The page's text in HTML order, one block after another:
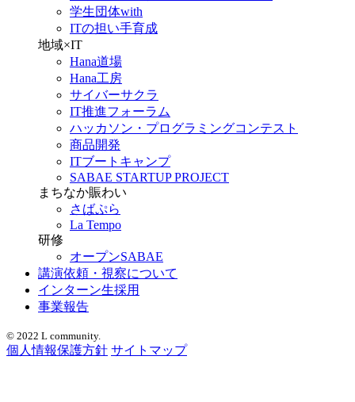
学生団体with
ITの担い手育成
地域×IT
Hana道場
Hana工房
サイバーサクラ
IT推進フォーラム
ハッカソン・プログラミングコンテスト
商品開発
ITブートキャンプ
SABAE STARTUP PROJECT
まちなか賑わい
さばぷら
La Tempo
研修
オープンSABAE
講演依頼・視察について
インターン生採用
事業報告
© 2022 L community.
個人情報保護方針 サイトマップ